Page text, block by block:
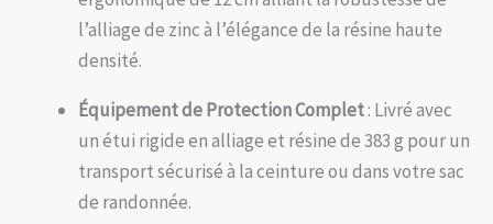
l’alliage de zinc à l’élégance de la résine haute
densité.
Équipement de Protection Complet: Livré avec
un étui rigide en alliage et résine de 383 g pour un
transport sécurisé à la ceinture ou dans votre sac
de randonnée.